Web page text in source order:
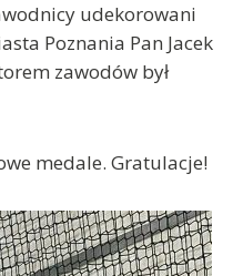
udekorowani
Poznania Pan Jacek
zawodów był
medale. Gratulacje!